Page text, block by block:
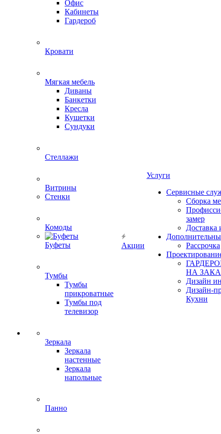
Офис
Кабинеты
Гардероб
Кровати
Мягкая мебель
Диваны
Банкетки
Кресла
Кушетки
Сундуки
Стеллажи
Витрины
Стенки
Комоды
Буфеты
Тумбы
Тумбы
прикроватные
Тумбы под
телевизор
Зеркала
Зеркала
настенные
Зеркала
напольные
Панно
Акции
Услуги
Сервисные
Сборка
замер
Доставка
Рассрочка
НА
Дизайн
Дизайн-
Кухни